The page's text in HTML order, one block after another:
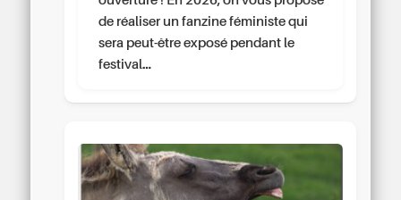
de réaliser un fanzine féministe qui
sera peut-être exposé pendant le
festival…